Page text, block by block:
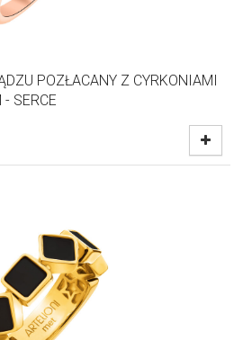
POZŁACANY Z CYRKONIAMI
SERCE